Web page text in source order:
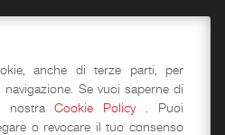
Terra
Primo
anche di terze parti, per
Se vuoi saperne di
nostraCookie Policy . Puoi
o revocare il tuo consenso